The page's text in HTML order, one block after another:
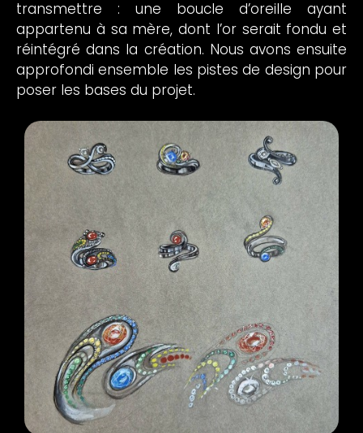
transmettre : une boucle d’oreille ayant
appartenu à sa mère, dont l’or serait fondu et
réintégré dans la création. Nous avons ensuite
approfondi ensemble les pistes de design pour
poser les bases du projet.